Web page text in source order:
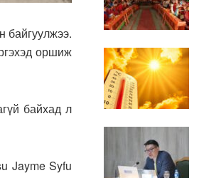
байгуулжээ.
оршиж
байхад л
Jayme Syfu